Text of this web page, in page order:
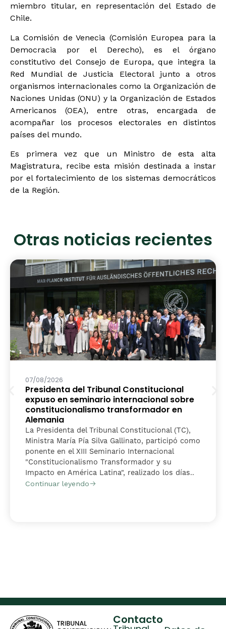
miembro titular, en representación del Estado de
Chile.
La Comisión de Venecia (Comisión Europea para la
Democracia por el Derecho), es el órgano
constitutivo del Consejo de Europa, que integra la
Red Mundial de Justicia Electoral junto a otros
organismos internacionales como la Organización de
Naciones Unidas (ONU) y la Organización de Estados
Americanos (OEA), entre otras, encargada de
acompañar los procesos electorales en distintos
países del mundo.
Es primera vez que un Ministro de esta alta
Magistratura, recibe esta misión destinada a instar
por el fortalecimiento de los sistemas democráticos
de la Región.
Otras noticias recientes
07/08/2026
Presidenta del Tribunal Constitucional
expuso en seminario internacional sobre
constitucionalismo transformador en
Alemania
La Presidenta del Tribunal Constitucional (TC),
Ministra María Pía Silva Gallinato, participó como
ponente en el XIII Seminario Internacional
"Constitucionalismo Transformador y su
Impacto en América Latina", realizado los días..
Continuar leyendo
Contacto